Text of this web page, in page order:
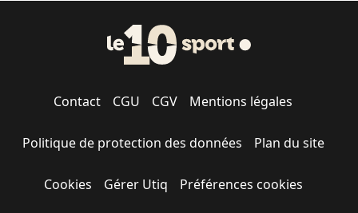
Contact CGU CGV Mentions légales
Politique de protection des données Plan du site
Cookies Gérer Utiq Préférences cookies